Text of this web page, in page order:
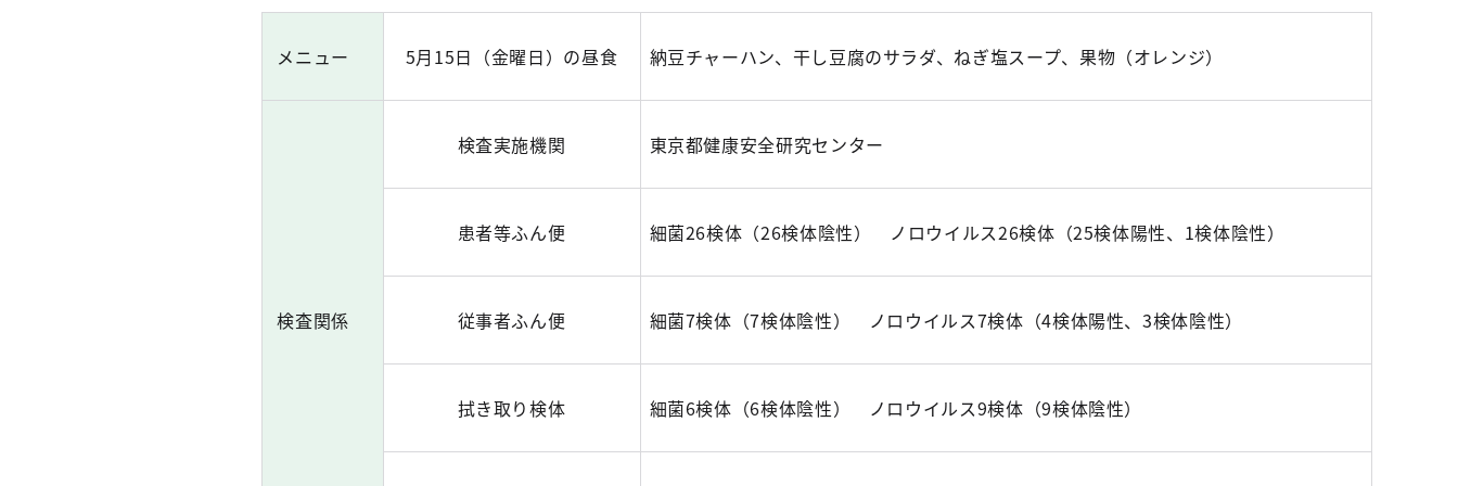
メニュー 5月15日（金曜日）の昼食 納豆チャーハン、干し豆腐のサラダ、ねぎ塩スープ、果物（オレンジ）
検査関係
検査実施機関 東京都健康安全研究センター
患者等ふん便 細菌26検体（26検体陰性） ノロウイルス26検体（25検体陽性、1検体陰性）
従事者ふん便 細菌7検体（7検体陰性） ノロウイルス7検体（4検体陽性、3検体陰性）
拭き取り検体 細菌6検体（6検体陰性） ノロウイルス9検体（9検体陰性）